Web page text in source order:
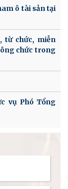
ô tài sản tại
từ chức, miễn
chức trong
vụ Phó Tổng